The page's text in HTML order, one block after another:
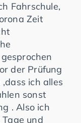
Fahrschule,
Zeit
der Prüfung
ich alles
sonst
. Also ich
und